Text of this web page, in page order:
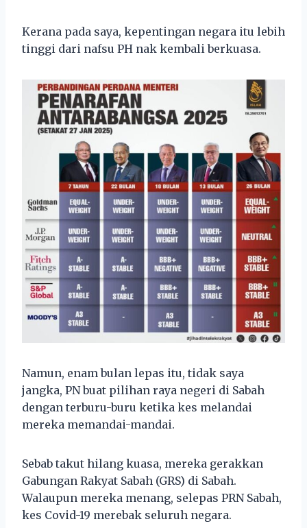
Kerana pada saya, kepentingan negara itu lebih
tinggi dari nafsu PH nak kembali berkuasa.
Namun, enam bulan lepas itu, tidak saya
jangka, PN buat pilihan raya negeri di Sabah
dengan terburu-buru ketika kes melandai
mereka memandai-mandai.
Sebab takut hilang kuasa, mereka gerakkan
Gabungan Rakyat Sabah (GRS) di Sabah.
Walaupun mereka menang, selepas PRN Sabah,
kes Covid-19 merebak seluruh negara.